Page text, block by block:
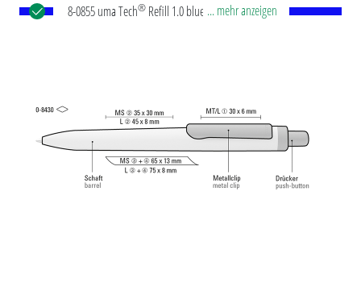
8-0855 uma Tech® Refill 1.0 blue Europäische
Norm. Die uma Tech Refill 1.0 vermittelt ein
angenehmes und weiches Schreibgefühl.
... mehr anzeigen